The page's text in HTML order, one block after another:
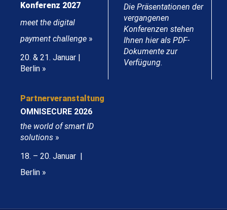
Konferenz 2027
meet the digital
payment challenge »
20. & 21. Januar |
Berlin »
Die Präsentationen der
vergangenen
Konferenzen stehen
Ihnen hier als PDF-
Dokumente zur
Verfügung.
Partnerveranstaltung
OMNISECURE 2026
the world of smart ID
solutions »
18. – 20. Januar |
Berlin »